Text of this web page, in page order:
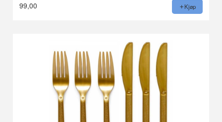
99,00 Kjøp